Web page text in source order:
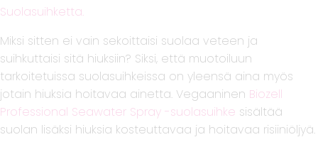
Suolasuihketta.
Miksi sitten ei vain sekoittaisi suolaa veteen ja
suihkuttaisi sitä hiuksiin? Siksi, että muotoiluun
tarkoitetuissa suolasuihkeissa on yleensä aina myös
jotain hiuksia hoitavaa ainetta. Vegaaninen Biozell
Professional Seawater Spray -suolasuihke sisältää
suolan lisäksi hiuksia kosteuttavaa ja hoitavaa risiiniöljyä.